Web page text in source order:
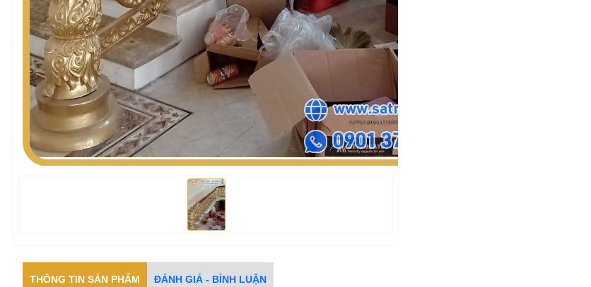
THÔNG TIN SẢN PHẨM ĐÁNH GIÁ - BÌNH LUẬN